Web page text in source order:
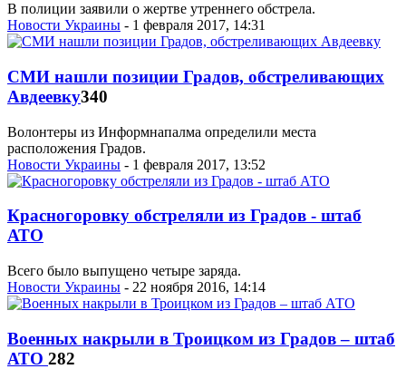
В полиции заявили о жертве утреннего обстрела.
Новости Украины - 1 февраля 2017, 14:31
СМИ нашли позиции Градов, обстреливающих
Авдеевку340
Волонтеры из Информнапалма определили места
расположения Градов.
Новости Украины - 1 февраля 2017, 13:52
Красногоровку обстреляли из Градов - штаб
АТО
Всего было выпущено четыре заряда.
Новости Украины - 22 ноября 2016, 14:14
Военных накрыли в Троицком из Градов – штаб
АТО 282